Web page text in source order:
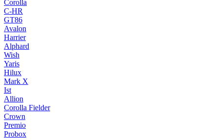
Corolla
C-HR
GT86
Avalon
Harrier
Alphard
Wish
Yaris
Hilux
Mark X
Ist
Allion
Corolla Fielder
Crown
Premio
Probox